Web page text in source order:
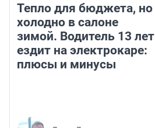
Тепло для бюджета, но
холодно в салоне
зимой. Водитель 13 лет
ездит на электрокаре:
плюсы и минусы